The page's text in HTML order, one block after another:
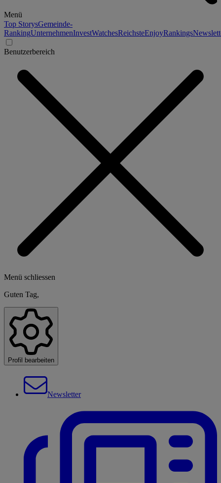
Menü
Top StorysGemeinde-
RankingUnternehmenInvestWatchesReichsteEnjoyRankings
Benutzerbereich
Menü schliessen
Guten Tag,
Profil bearbeiten
Newsletter